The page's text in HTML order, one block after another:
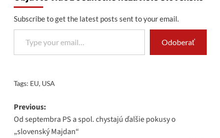
Subscribe to get the latest posts sent to your email.
Type your email…
Odoberať
Tags: EU, USA
Post
navigation
Previous:
Od septembra PS a spol. chystajú ďalšie pokusy o
„slovenský Majdan“